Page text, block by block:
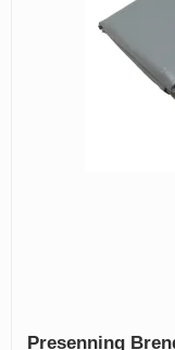
Presenning